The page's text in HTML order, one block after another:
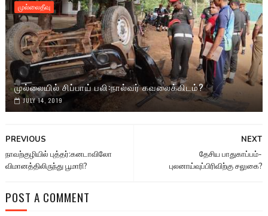
முல்லைதீவு
முல்லையில் சிப்பாய் பலி:நால்வர் கவலைக்கிடம்?
JULY 14, 2019
NEXT
தேசிய பாதுகாப்பம்-
புலனாய்வுப்பிரிவிற்கு சலுகை?
PREVIOUS
நாவற்குழியில் புத்தர்:கனடாவிலோ
விமானத்திலிருந்து பூமாரி?
POST A COMMENT